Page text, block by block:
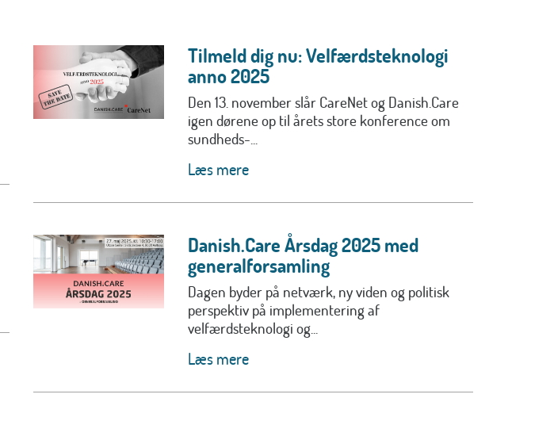
Tilmeld dig nu: Velfærdsteknologi
anno 2025
Den 13. november slår CareNet og Danish.Care
igen dørene op til årets store konference om
sundheds-...
Læs mere
Danish.Care Årsdag 2025 med
generalforsamling
Dagen byder på netværk, ny viden og politisk
perspektiv på implementering af
velfærdsteknologi og...
Læs mere